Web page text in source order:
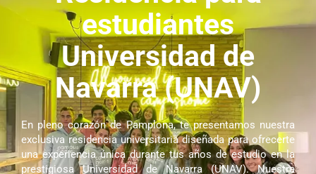
estudiantes
Universidad de
Navarra (UNAV)
En pleno corazón de Pamplona, te presentamos nuestra
exclusiva residencia universitaria diseñada para ofrecerte
una experiencia única durante tus años de estudio en la
prestigiosa Universidad de Navarra (UNAV). Nuestra